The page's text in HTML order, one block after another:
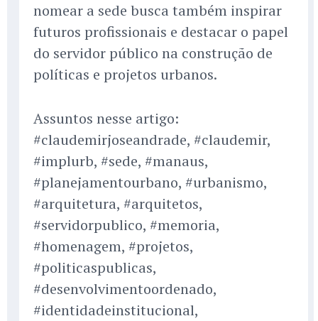
nomear a sede busca também inspirar
futuros profissionais e destacar o papel
do servidor público na construção de
políticas e projetos urbanos.
Assuntos nesse artigo:
#claudemirjoseandrade, #claudemir,
#implurb, #sede, #manaus,
#planejamentourbano, #urbanismo,
#arquitetura, #arquitetos,
#servidorpublico, #memoria,
#homenagem, #projetos,
#politicaspublicas,
#desenvolvimentoordenado,
#identidadeinstitucional,